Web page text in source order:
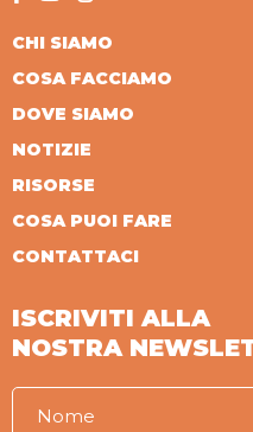
CHI SIAMO
COSA FACCIAMO
DOVE SIAMO
NOTIZIE
RISORSE
COSA PUOI FARE
CONTATTACI
ISCRIVITI ALLA
NOSTRA